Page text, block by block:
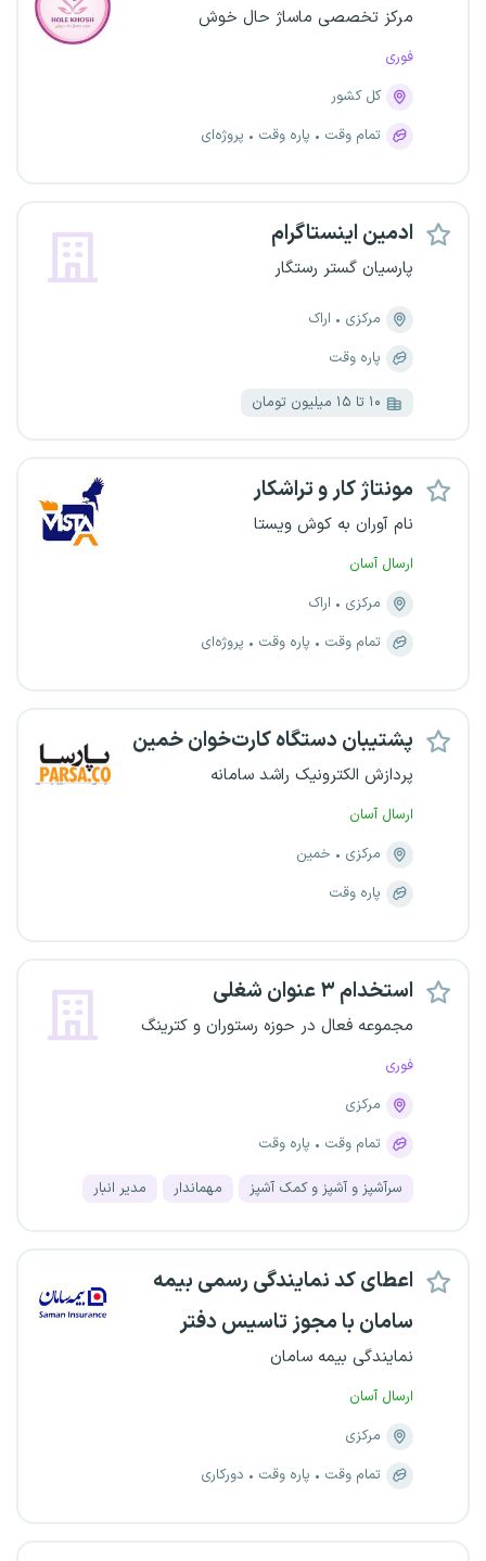
مرکز تخصصی ماساژ حال خوش
فوری
کل کشور
تمام وقت
پاره وقت پروژه‌ای
ادمین اینستاگرام
پارسیان گستر رستگار
مرکزی
اراک
پاره وقت
۱۰ تا ۱۵ میلیون تومان
مونتاژ کار و تراشکار
نام آوران به کوش ویستا
ارسال آسان
مرکزی
اراک
تمام وقت
پاره وقت پروژه‌ای
پشتیبان دستگاه کارت‌خوان خمین
پردازش الکترونیک راشد سامانه
ارسال آسان
مرکزی
خمین
پاره وقت
استخدام ۳ عنوان شغلی
مجموعه فعال در حوزه رستوران و کترینگ
فوری
مرکزی
تمام وقت
پاره وقت
سرآشپز و آشپز و کمک آشپز مهماندار مدیر انبار
اعطای کد نمایندگی رسمی بیمه
سامان با مجوز تاسیس دفتر
نمایندگی بیمه سامان
ارسال آسان
مرکزی
تمام وقت
پاره وقت دورکاری